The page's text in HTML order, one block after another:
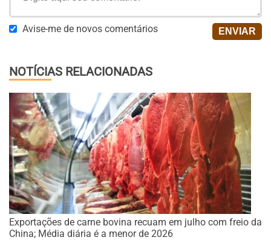
Avise-me de novos comentários
NOTÍCIAS RELACIONADAS
Exportações de carne bovina recuam em julho com freio da
China; Média diária é a menor de 2026